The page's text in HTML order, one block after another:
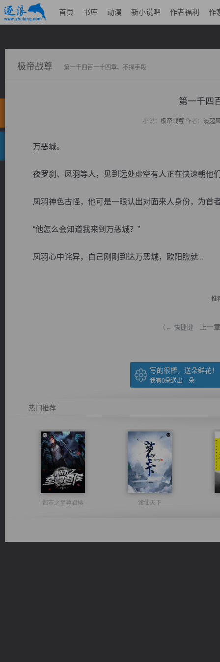
首页 书库 动漫 新小说吧 作者福利 作
极帝战尊 第一千四百一十四章、不择手段
第一千四
小说： 极帝战尊作者： 淡起
万恶城。
夜罗刹、凤羽等人，见到远处虚空有人正在快速朝他
凤羽神色古怪，他可是一眼认出对面来人身份，为首
“他怎么会知道我来到万恶城？”
凤羽心中诧异，自己刚刚到达万恶城，欧阳煦就...
推
（← 快捷键 上一章
写的很棒，送朵鲜花！
我有0朵送出一朵
热门推荐
都市之至尊君侯 诸仙天下